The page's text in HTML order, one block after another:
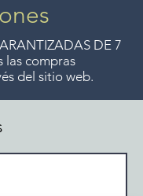
DE 7
las compras
del sitio web.